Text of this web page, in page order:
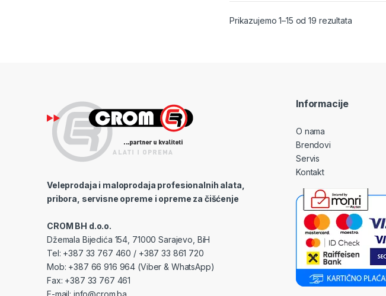
Prikazujemo 1–15 od 19 rezultata
Veleprodaja i maloprodaja profesionalnih alata,
pribora, servisne opreme i opreme za čišćenje
CROM BH d.o.o.
Džemala Bijedića 154, 71000 Sarajevo, BiH
Tel: +387 33 767 460 / +387 33 861 720
Mob: +387 66 916 964 (Viber & WhatsApp)
Fax: +387 33 767 461
E-mail: info@crom.ba
Informacije
O nama
Brendovi
Servis
Kontakt